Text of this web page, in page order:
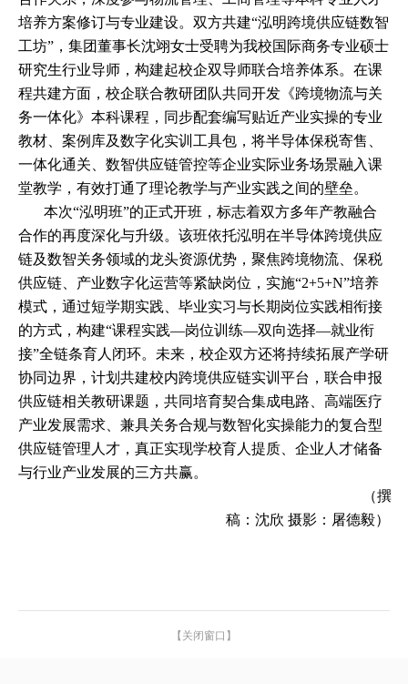
培养方案修订与专业建设。双方共建“泓明跨境供应链数智
工坊”，集团董事长沈翊女士受聘为我校国际商务专业硕士
研究生行业导师，构建起校企双导师联合培养体系。在课
程共建方面，校企联合教研团队共同开发《跨境物流与关
务一体化》本科课程，同步配套编写贴近产业实操的专业
教材、案例库及数字化实训工具包，将半导体保税寄售、
一体化通关、数智供应链管控等企业实际业务场景融入课
堂教学，有效打通了理论教学与产业实践之间的壁垒。
本次“泓明班”的正式开班，标志着双方多年产教融合
合作的再度深化与升级。该班依托泓明在半导体跨境供应
链及数智关务领域的龙头资源优势，聚焦跨境物流、保税
供应链、产业数字化运营等紧缺岗位，实施“2+5+N”培养
模式，通过短学期实践、毕业实习与长期岗位实践相衔接
的方式，构建“课程实践—岗位训练—双向选择—就业衔
接”全链条育人闭环。未来，校企双方还将持续拓展产学研
协同边界，计划共建校内跨境供应链实训平台，联合申报
供应链相关教研课题，共同培育契合集成电路、高端医疗
产业发展需求、兼具关务合规与数智化实操能力的复合型
供应链管理人才，真正实现学校育人提质、企业人才储备
与行业产业发展的三方共赢。
（撰
稿：沈欣 摄影：屠德毅）
【关闭窗口】